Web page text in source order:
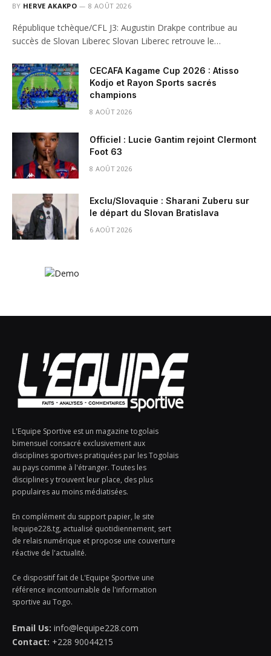
BY HERVE AKAKPO 8 AOÛT 2026
République tchèque/CFL J3: Augustin Drakpe contribue au
succès de Slovan Liberec Slovan Liberec retrouve le…
CECAFA Kagame Cup 2026 : Atisso
Kodjo et Rayon Sports sacrés
champions
8 AOÛT 2026
Officiel : Lucie Gantim rejoint Clermont
Foot 63
8 AOÛT 2026
Exclu/Slovaquie : Sharani Zuberu sur
le départ du Slovan Bratislava
6 AOÛT 2026
L'Equipe Sportive est un magazine togolais
bimensuel consacré exclusivement aux
disciplines sportives pratiquées par les Togolais
au pays comme à l'étranger. Toutes les
disciplines y trouvent leur place, des plus
populaires au moins médiatisées.
En complément du support papier, le site
lequipe228.tg, actualisé quotidiennement, sert
de relais numérique et propose une couverture
réactive de l'actualité.
Ce dispositif fait de L'Equipe Sportive une
référence incontournable de l'information
sportive au Togo.
Email Us: info@lequipe228.com
Contact: +228 90044215